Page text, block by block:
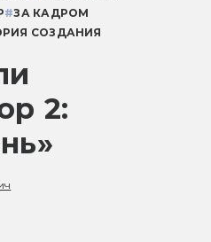
#ЗА КАДРОМ
СОЗДАНИЯ
2: